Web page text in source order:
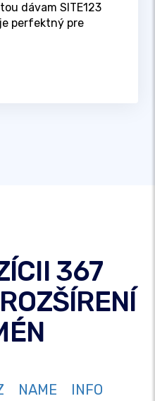
dávam SITE123
perfektný pre
367
NAME
INFO